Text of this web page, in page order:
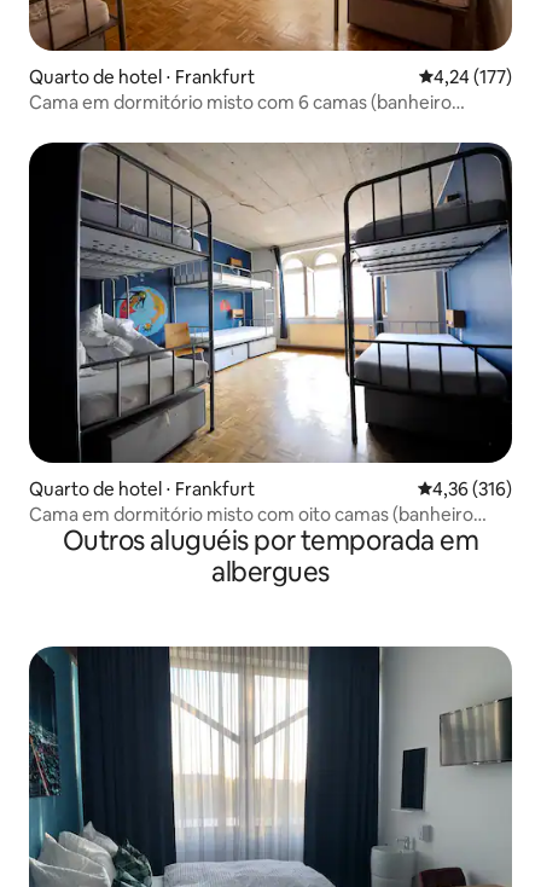
Quarto de hotel ⋅ Frankfurt 4,24 de uma
4,24 (177)
Cama em dormitório misto com 6 camas (banheiro
Quarto de hotel ⋅ Frankfurt 4,36 de uma
4,36 (316)
Cama em dormitório misto com oito camas (banheiro
compartilhado)
Outros aluguéis por temporada em
albergues